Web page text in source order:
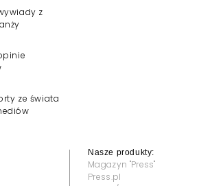
z
ze świata
Nasze produkty:
Magazyn "Press"
Press.pl